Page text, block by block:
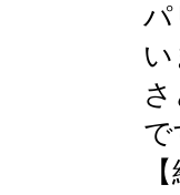
パ
で